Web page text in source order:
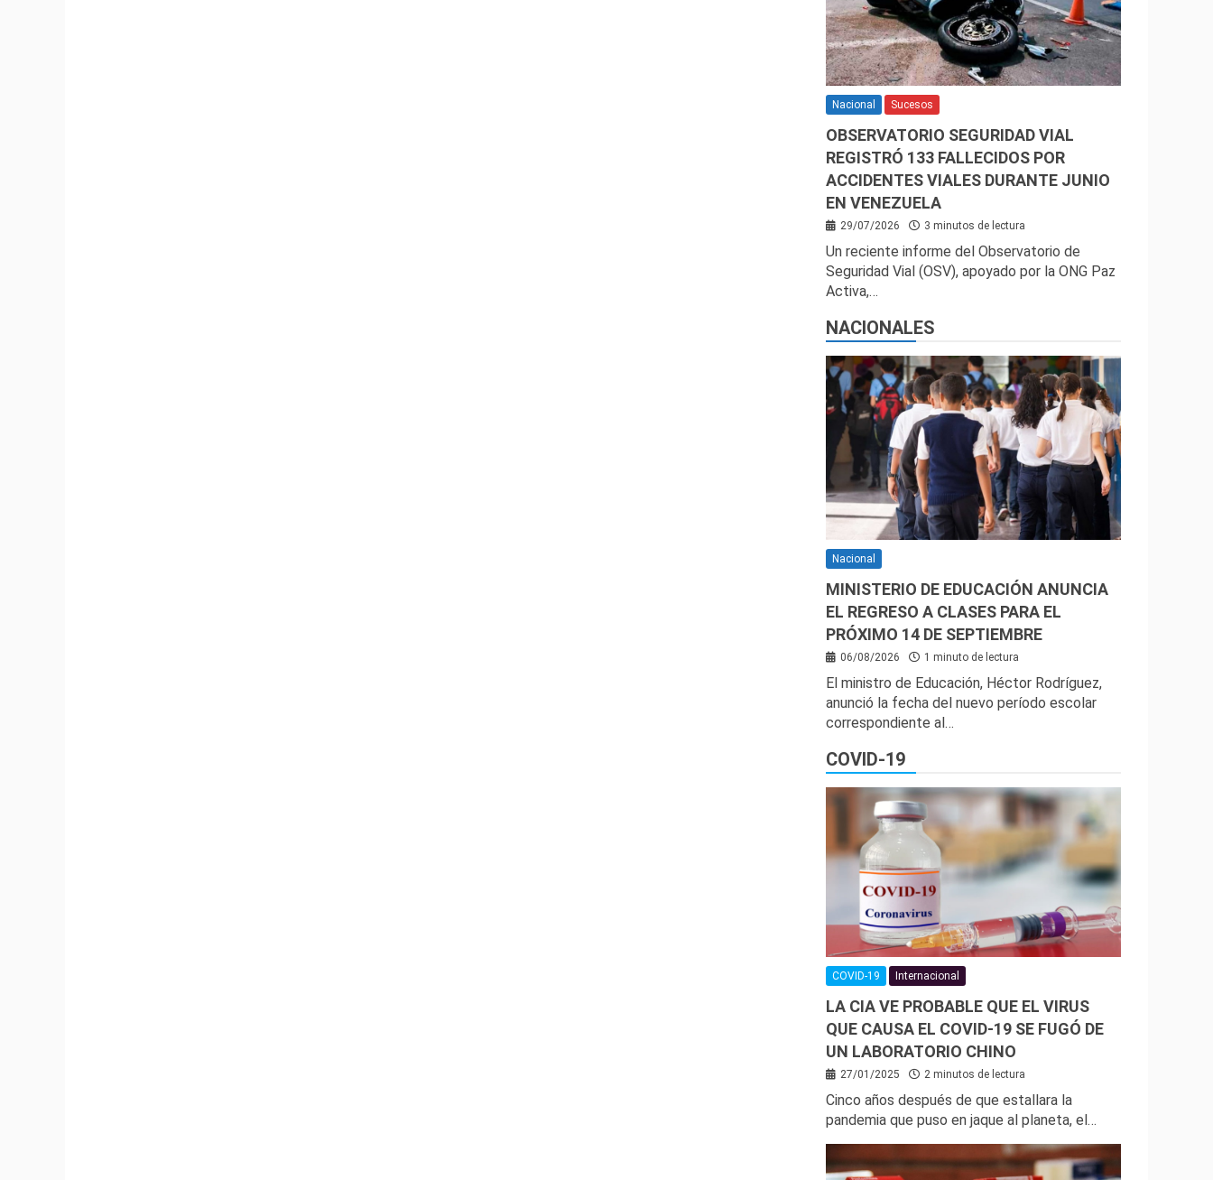
Nacional Sucesos
OBSERVATORIO SEGURIDAD VIAL
REGISTRÓ 133 FALLECIDOS POR
ACCIDENTES VIALES DURANTE JUNIO
EN VENEZUELA
29/07/2026 3 minutos de lectura
Un reciente informe del Observatorio de
Seguridad Vial (OSV), apoyado por la ONG Paz
Activa,…
NACIONALES
Nacional
MINISTERIO DE EDUCACIÓN ANUNCIA
EL REGRESO A CLASES PARA EL
PRÓXIMO 14 DE SEPTIEMBRE
06/08/2026 1 minuto de lectura
El ministro de Educación, Héctor Rodríguez,
anunció la fecha del nuevo período escolar
correspondiente al…
COVID-19
COVID-19 Internacional
LA CIA VE PROBABLE QUE EL VIRUS
QUE CAUSA EL COVID-19 SE FUGÓ DE
UN LABORATORIO CHINO
27/01/2025 2 minutos de lectura
Cinco años después de que estallara la
pandemia que puso en jaque al planeta, el…